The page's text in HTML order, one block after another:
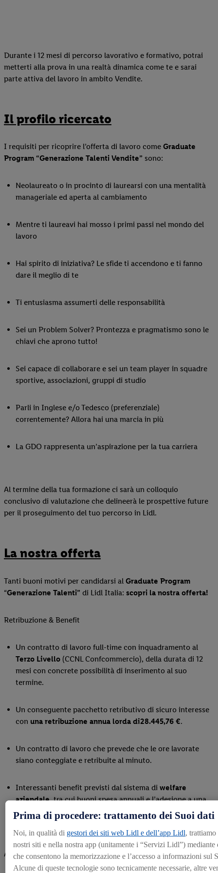
Durante i 12 mesi di percorso lavorativo e formativo, potrai
metterti alla prova in una realtà dinamica come te e sarai
parte attiva del lavoro in ambito Vendite.
Il profilo ricercato
I requisiti per ricoprire l’offerta di lavoro come Graduate
Program “Generazione Talenti Vendite” sono:
Neolaureato o in procinto di laurearsi con una mentalità
manageriale ed aperta al cambiamento
Mentre ti laureavi hai mosso i primi passi nel mondo del
lavoro
Hai spirito di iniziativa? Le sfide ti accendono e ti fanno
dare il meglio di te
Ti entusiasma assumerti delle responsabilità
Sei un Problem Solver? Prontezza e pragmatismo sono le
chiavi che aprono tutto!
Sei capace di collaborare e sei un team player in squadre
sportive, associazioni, gruppi di studio
Parli in Inglese e/o Tedesco (preferenziale)
correntemente? Allora hai una marcia in più
La GDO rappresenta un’aspirazione per la tua carriera
Al termine della tua formazione ci sarà un colloquio
conclusivo di valutazione che delineerà le prospettive future
per il proseguimento del tuo percorso in Lidl.
La nostra offerta
Tanti buoni motivi per candidarsi al Graduate Program
“Generazione Talenti” di Lidl Italia: scopri la nostra offerta!
Retribuzione & Benefit
Un contratto di lavoro full-time con inquadramento al
Terzo Livello (CCNL Confcommercio), della durata di 12
mesi con concrete possibilità di inserimento al suo
termine.
Un conseguente pacchetto retributivo di sicuro interesse
con una retribuzione annua lorda di28.445,76 €.
Un contratto di lavoro che prevede che le ore lavorate
siano conteggiate e retribuite al minuto.
Interessanti benefit previsti dal sistema di welfare
aziendale, tra cui buoni spesa annuali e l’adesione a una
piattaforma di scontistiche e convenzioni aziendali.
Ambiente di lavoro
Prima di procedere: trattamento dei Suoi dati
Noi, in qualità di gestori dei siti web Lidl e dell’app Lidl,
nostri siti e nella nostra app (unitamente i “Servizi Lidl”) mediante
che consentono la memorizzazione e l’accesso a informazioni sul
Alcune di queste tecnologie sono tecnicamente necessarie, altre